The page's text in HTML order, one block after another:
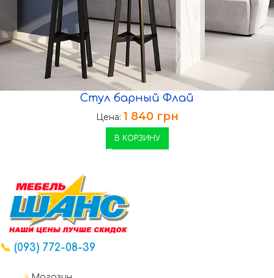
Стул барный Флай
Цена: 1 840 грн
В КОРЗИНУ
📞 (093) 772-08-39